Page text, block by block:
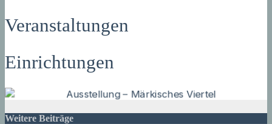
Veranstaltungen
Einrichtungen
Weitere Beiträge